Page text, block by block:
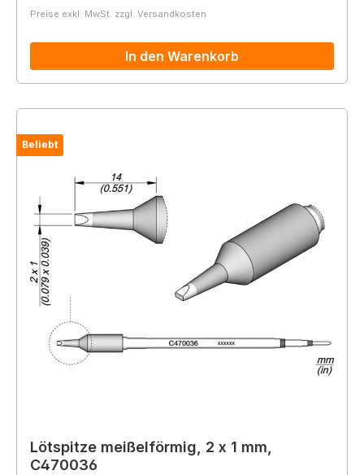
Preise exkl. MwSt. zzgl. Versandkosten
In den Warenkorb
Beliebt
Lötspitze meißelförmig, 2 x 1 mm,
C470036